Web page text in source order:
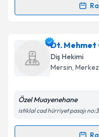
Kişisel
Metni'ni
Randevu
Dt. Seyhan Baykal
oluşturun. Size bu
takvim
Kişisel
Dt. Mehmet
Diş Hekimi
Mersin, Merkez
Özel Muayenehane
istiklal cad hürriyet pasajı